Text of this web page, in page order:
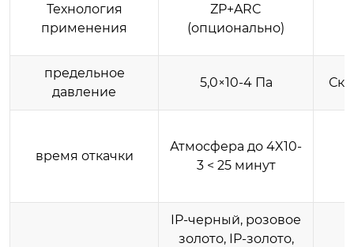
Технология
применения
ZP+ARC
(опционально)
предельное
давление
5,0×10-4 Па
время откачки
Атмосфера до 4X10-
3 < 25 минут
IP-черный, розовое
золото, IP-золото,